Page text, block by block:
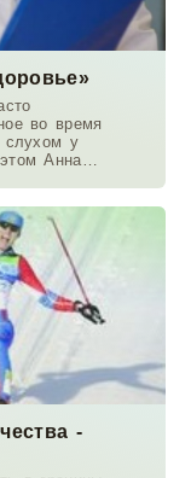
во время
слухом у
Анна
-